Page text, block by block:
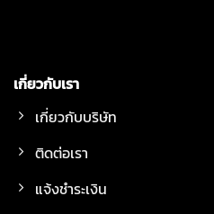
เกี่ยวกับเรา
เกี่ยวกับบริษัท
ติดต่อเรา
แจ้งชำระเงิน